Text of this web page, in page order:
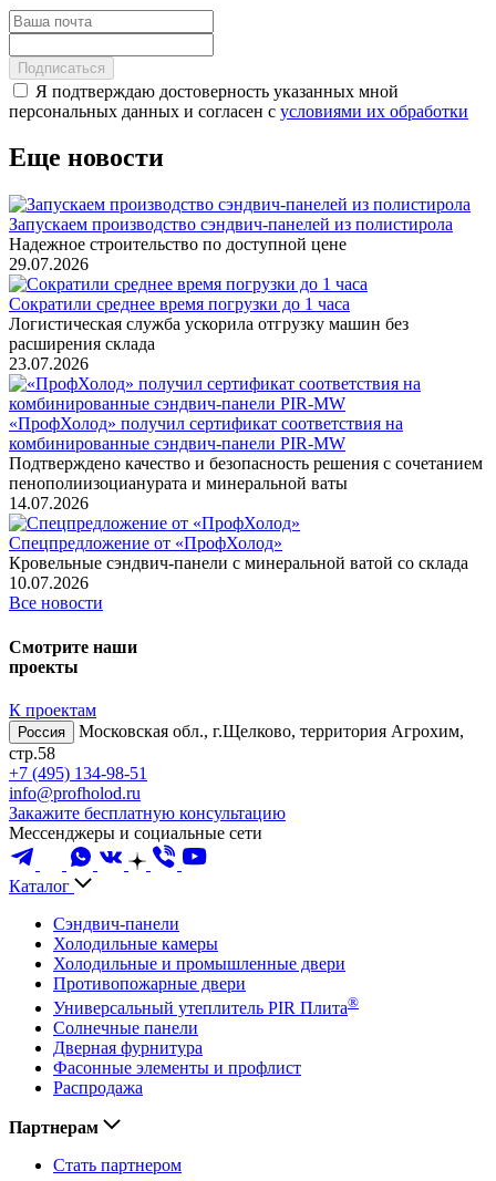
Подписаться
Я подтверждаю достоверность указанных мной
персональных данных и согласен с условиями их обработки
Еще новости
Запускаем производство сэндвич-панелей из полистирола
Надежное строительство по доступной цене
29.07.2026
Сократили среднее время погрузки до 1 часа
Логистическая служба ускорила отгрузку машин без
расширения склада
23.07.2026
«ПрофХолод» получил сертификат соответствия на
комбинированные сэндвич‑панели PIR‑MW
Подтверждено качество и безопасность решения с сочетанием
пенополиизоцианурата и минеральной ваты
14.07.2026
Спецпредложение от «ПрофХолод»
Кровельные сэндвич-панели с минеральной ватой со склада
10.07.2026
Все новости
Смотрите наши
проекты
К проектам
Россия
Московская обл., г.Щелково, территория Агрохим,
стр.58
+7 (495) 134-98-51
info@profholod.ru
Закажите бесплатную консультацию
Мессенджеры и социальные сети
Каталог
Сэндвич-панели
Холодильные камеры
Холодильные и промышленные двери
Противопожарные двери
Универсальный утеплитель PIR Плита®
Солнечные панели
Дверная фурнитура
Фасонные элементы и профлист
Распродажа
Партнерам
Стать партнером